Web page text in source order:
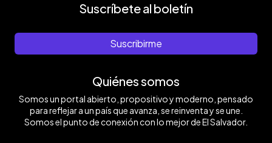
Suscríbete al boletín
Suscribirme
Quiénes somos
Somos un portal abierto, propositivo y moderno, pensado
para reflejar a un país que avanza, se reinventa y se une.
Somos el punto de conexión con lo mejor de El Salvador.